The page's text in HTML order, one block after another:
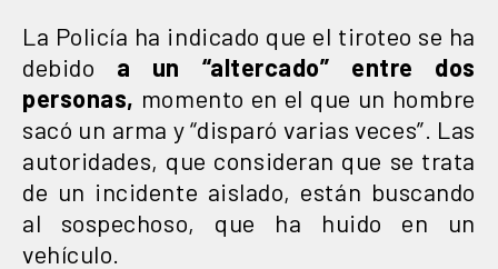
La Policía ha indicado que el tiroteo se ha
debido a un “altercado” entre dos
personas, momento en el que un hombre
sacó un arma y “disparó varias veces”. Las
autoridades, que consideran que se trata
de un incidente aislado, están buscando
al sospechoso, que ha huido en un
vehículo.